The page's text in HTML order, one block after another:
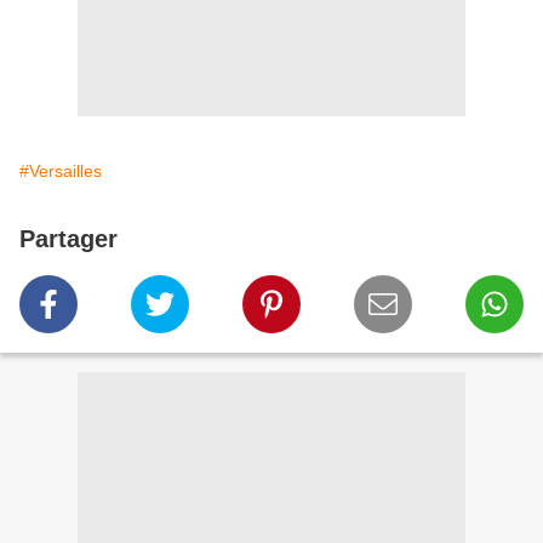
#Versailles
Partager